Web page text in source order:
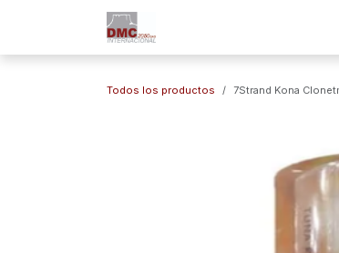
Todos los productos 7Strand Kona